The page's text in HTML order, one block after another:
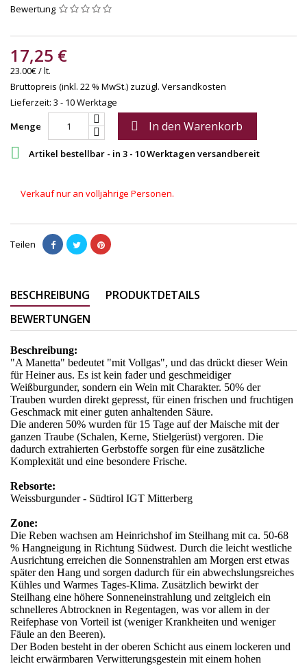
Bewertung
17,25 €
23.00€ / lt.
Bruttopreis (inkl. 22 % MwSt.) zuzügl. Versandkosten
Lieferzeit: 3 - 10 Werktage
Menge
 In den Warenkorb
 Artikel bestellbar - in 3 - 10 Werktagen versandbereit
Verkauf nur an volljährige Personen.
Teilen
BESCHREIBUNG
PRODUKTDETAILS
BEWERTUNGEN
Beschreibung:
"A Manetta" bedeutet "mit Vollgas", und das drückt dieser Wein
für Heiner aus. Es ist kein fader und geschmeidiger
Weißburgunder, sondern ein Wein mit Charakter. 50% der
Trauben wurden direkt gepresst, für einen frischen und fruchtigen
Geschmack mit einer guten anhaltenden Säure.
Die anderen 50% wurden für 15 Tage auf der Maische mit der
ganzen Traube (Schalen, Kerne, Stielgerüst) vergoren. Die
dadurch extrahierten Gerbstoffe sorgen für eine zusätzliche
Komplexität und eine besondere Frische.
Rebsorte:
Weissburgunder - Südtirol IGT Mitterberg
Zone:
Die Reben wachsen am Heinrichshof im Steilhang mit ca. 50-68
% Hangneigung in Richtung Südwest. Durch die leicht westliche
Ausrichtung erreichen die Sonnenstrahlen am Morgen erst etwas
später den Hang und sorgen dadurch für ein abwechslungsreiches
Kühles und Warmes Tages-Klima. Zusätzlich bewirkt der
Steilhang eine höhere Sonneneinstrahlung und zeitgleich ein
schnelleres Abtrocknen in Regentagen, was vor allem in der
Reifephase von Vorteil ist (weniger Krankheiten und weniger
Fäule an den Beeren).
Der Boden besteht in der oberen Schicht aus einem lockeren und
leicht erwärmbaren Verwitterungsgestein mit einem hohen